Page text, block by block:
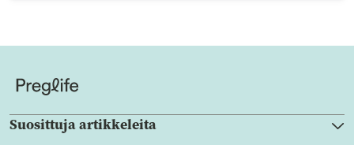
Suosittuja artikkeleita